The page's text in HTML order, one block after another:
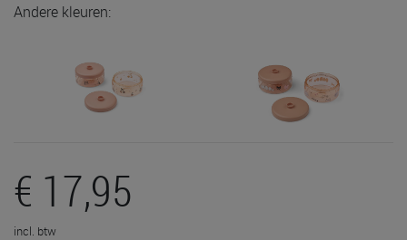
Andere kleuren:
€ 17,95
incl. btw